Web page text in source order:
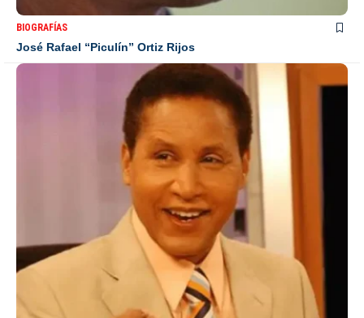
BIOGRAFÍAS
José Rafael “Piculín” Ortiz Rijos